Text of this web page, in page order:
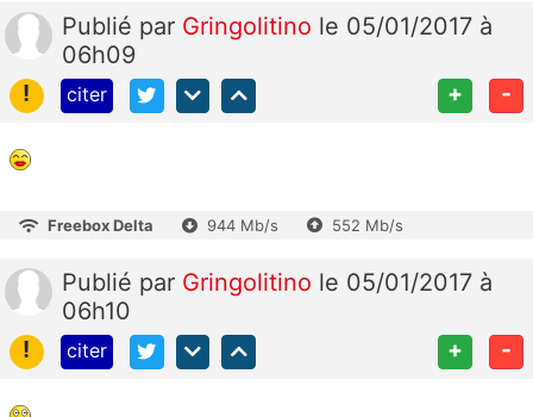
Publié par Gringolitino le 05/01/2017 à
06h09
!
citer + -
Freebox Delta 944 Mb/s 552 Mb/s
Publié par Gringolitino le 05/01/2017 à
06h10
!
citer + -